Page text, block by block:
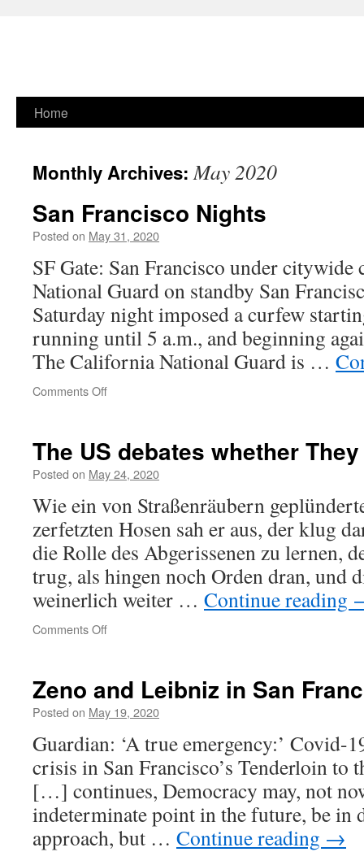
Skip
content
Home
Monthly Archives:May 2020
San Francisco Nights
Posted on May 31, 2020
SF Gate: San Francisco under citywide
National Guard on standby San
Saturday night imposed a curfew
running until 5 a.m., and beginning
The California National Guard is …
Comments Offon
The US debates whether
Posted on May 24, 2020
Wie ein von Straßenräubern
zerfetzten Hosen sah er aus, der klug
die Rolle des Abgerissenen zu lernen,
trug, als hingen noch Orden dran, und
weinerlich weiter … Continue reading
Comments Offon
whether
They
Us
Zeno and Leibniz in San
Posted on May 19, 2020
Guardian: ‘A true emergency:’ Covid-
crisis in San Francisco’s Tenderloin
[…] continues, Democracy may, not
indeterminate point in the future, be in
approach, but … Continue reading →